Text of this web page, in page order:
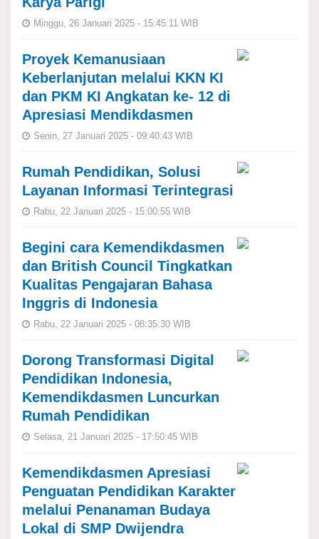
Minggu, 26 Januari 2025 - 15:45:11 WIB
Proyek Kemanusiaan
Keberlanjutan melalui KKN KI
dan PKM KI Angkatan ke- 12 di
Apresiasi Mendikdasmen
Senin, 27 Januari 2025 - 09:40:43 WIB
Rumah Pendidikan, Solusi
Layanan Informasi Terintegrasi
Rabu, 22 Januari 2025 - 15:00:55 WIB
Begini cara Kemendikdasmen
dan British Council Tingkatkan
Kualitas Pengajaran Bahasa
Inggris di Indonesia
Rabu, 22 Januari 2025 - 08:35:30 WIB
Dorong Transformasi Digital
Pendidikan Indonesia,
Kemendikdasmen Luncurkan
Rumah Pendidikan
Selasa, 21 Januari 2025 - 17:50:45 WIB
Kemendikdasmen Apresiasi
Penguatan Pendidikan Karakter
melalui Penanaman Budaya
Lokal di SMP Dwijendra